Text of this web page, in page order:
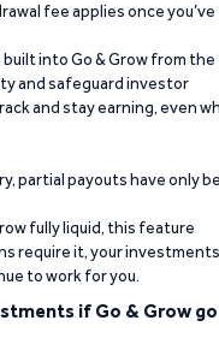
fee applies once you’ve
into Go & Grow from the
and safeguard investor
and stay earning, even
partial payouts have only
fully liquid, this feature
require it, your investments
to work for you.
if Go & Grow